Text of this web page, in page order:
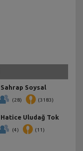
Sahrap Soysal
(28) (3183)
Hatice Uludağ Tok
(4) (11)